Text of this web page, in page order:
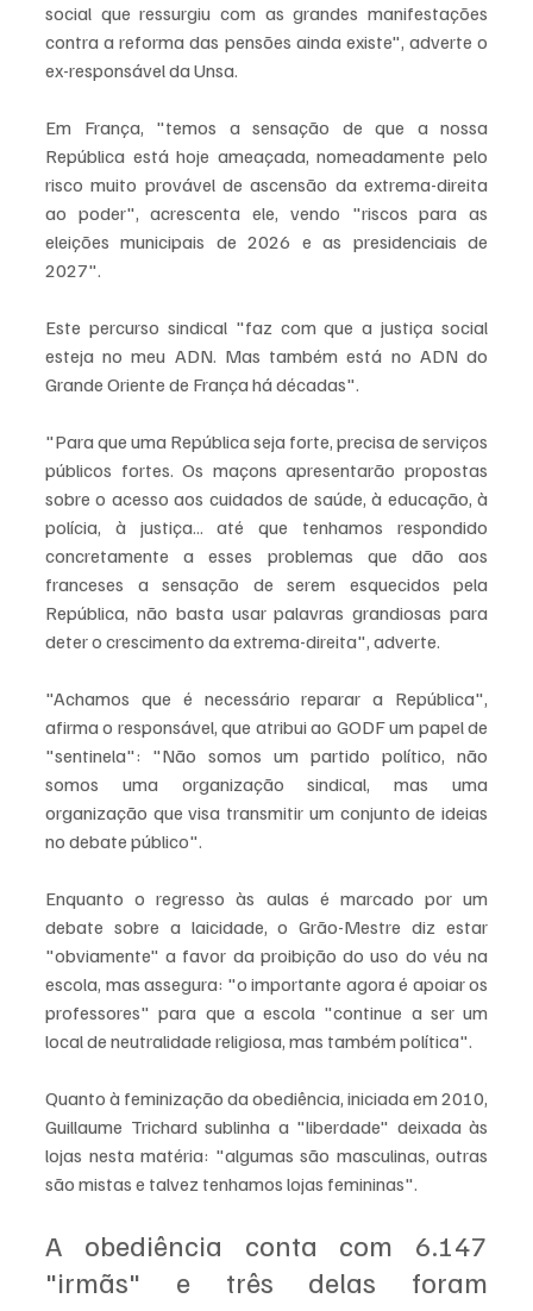
social que ressurgiu com as grandes manifestações
contra a reforma das pensões ainda existe", adverte o
ex-responsável da Unsa.
Em França, "temos a sensação de que a nossa
República está hoje ameaçada, nomeadamente pelo
risco muito provável de ascensão da extrema-direita
ao poder", acrescenta ele, vendo "riscos para as
eleições municipais de 2026 e as presidenciais de
2027".
Este percurso sindical "faz com que a justiça social
esteja no meu ADN. Mas também está no ADN do
Grande Oriente de França há décadas".
"Para que uma República seja forte, precisa de serviços
públicos fortes. Os maçons apresentarão propostas
sobre o acesso aos cuidados de saúde, à educação, à
polícia, à justiça... até que tenhamos respondido
concretamente a esses problemas que dão aos
franceses a sensação de serem esquecidos pela
República, não basta usar palavras grandiosas para
deter o crescimento da extrema-direita", adverte.
"Achamos que é necessário reparar a República",
afirma o responsável, que atribui ao GODF um papel de
"sentinela": "Não somos um partido político, não
somos uma organização sindical, mas uma
organização que visa transmitir um conjunto de ideias
no debate público".
Enquanto o regresso às aulas é marcado por um
debate sobre a laicidade, o Grão-Mestre diz estar
"obviamente" a favor da proibição do uso do véu na
escola, mas assegura: "o importante agora é apoiar os
professores" para que a escola "continue a ser um
local de neutralidade religiosa, mas também política".
Quanto à feminização da obediência, iniciada em 2010,
Guillaume Trichard sublinha a "liberdade" deixada às
lojas nesta matéria: "algumas são masculinas, outras
são mistas e talvez tenhamos lojas femininas".
A obediência conta com 6.147
"irmãs" e três delas foram